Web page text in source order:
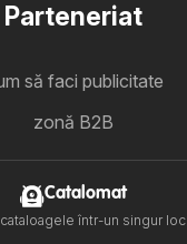
Parteneriat
să faci publicitate
zonă B2B
Catalomat
într-un singur loc